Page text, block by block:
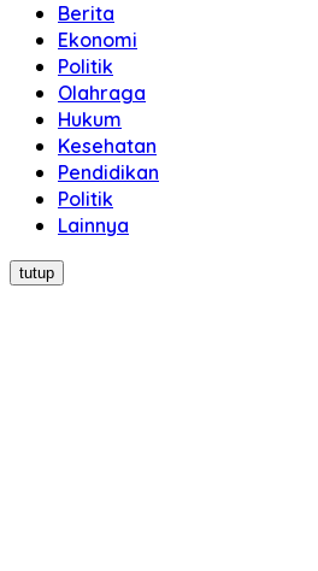
Berita
Ekonomi
Politik
Olahraga
Hukum
Kesehatan
Pendidikan
Politik
Lainnya
tutup